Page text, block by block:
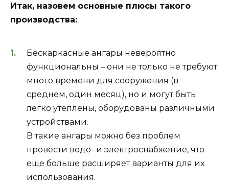
Итак, назовем основные плюсы такого
производства:
Бескаркасные ангары невероятно
функциональны – они не только не требуют
много времени для сооружения (в
среднем, один месяц), но и могут быть
легко утеплены, оборудованы различными
устройствами.
В такие ангары можно без проблем
провести водо- и электроснабжение, что
еще больше расширяет варианты для их
использования.